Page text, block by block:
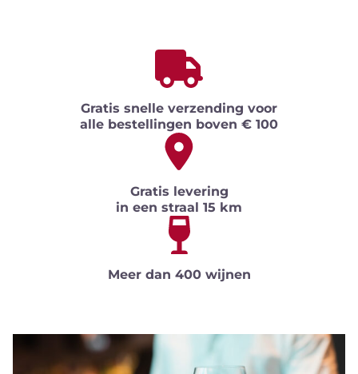
Gratis snelle verzending voor
alle bestellingen boven € 100
Gratis levering
in een straal 15 km
Meer dan 400 wijnen